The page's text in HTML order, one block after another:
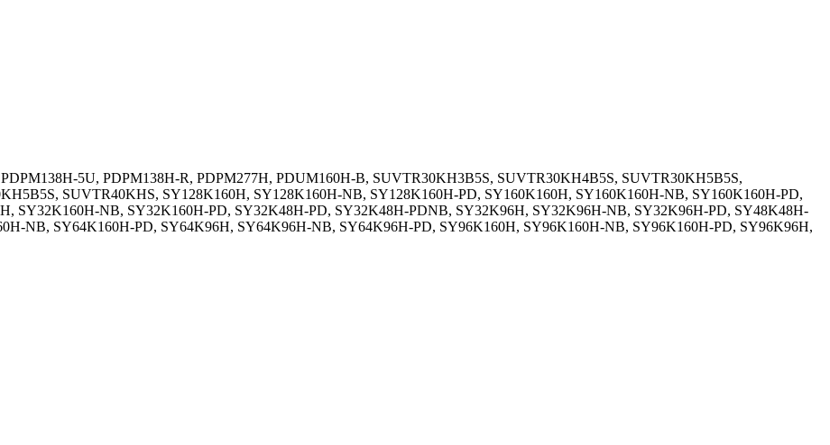
5U, PDPM138H-R, PDPM277H, PDUM160H-B, SUVTR30KH3B5S, SUVTR30KH4B5S, SUVTR30KH5B5S,
SUVTR40KHS, SY128K160H, SY128K160H-NB, SY128K160H-PD, SY160K160H, SY160K160H-NB, SY160K160H-PD,
SY32K160H-NB, SY32K160H-PD, SY32K48H-PD, SY32K48H-PDNB, SY32K96H, SY32K96H-NB, SY32K96H-PD, SY48K48H-
NB, SY64K160H-PD, SY64K96H, SY64K96H-NB, SY64K96H-PD, SY96K160H, SY96K160H-NB, SY96K160H-PD, SY96K96H,